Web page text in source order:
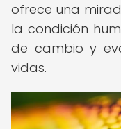
ofrece una
la condición
de cambio y
vidas.